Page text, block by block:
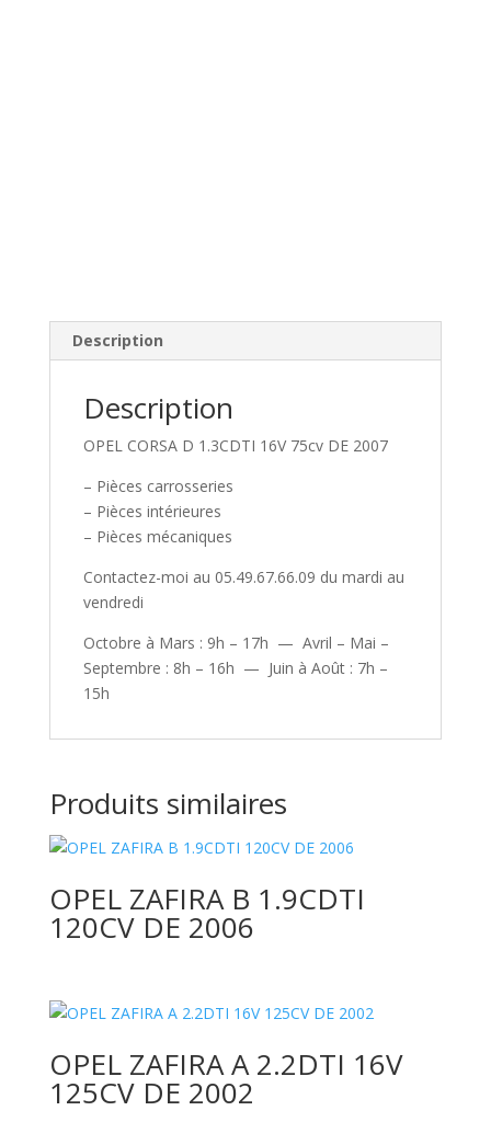
Description
Description
OPEL CORSA D 1.3CDTI 16V 75cv DE 2007
– Pièces carrosseries
– Pièces intérieures
– Pièces mécaniques
Contactez-moi au 05.49.67.66.09 du mardi au
vendredi
Octobre à Mars : 9h – 17h — Avril – Mai –
Septembre : 8h – 16h — Juin à Août : 7h –
15h
Produits similaires
OPEL ZAFIRA B 1.9CDTI
120CV DE 2006
OPEL ZAFIRA A 2.2DTI 16V
125CV DE 2002